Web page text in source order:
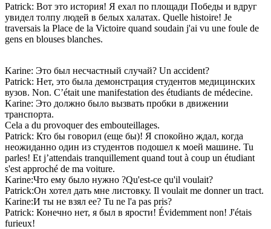
Patrick: Вот это история! Я ехал по площади Победы и вдруг
увидел толпу людей в белых халатах. Quelle histoire! Je
traversais la Place de la Victoire quand soudain j'ai vu une foule de
gens en blouses blanches.
Karine: Это был несчастный случай? Un accident?
Patrick: Нет, это была демонстрация студентов медицинских
вузов. Non. C’était une manifestation des étudiants de médecine.
Karine: Это должно было вызвать пробки в движении
транспорта.
Cela a du provoquer des embouteillages.
Patrick: Кто бы говорил (еще бы)! Я спокойно ждал, когда
неожиданно один из студентов подошел к моей машине. Tu
parles! Et j’attendais tranquillement quand tout à coup un étudiant
s'est approché de ma voiture.
Karine:Что ему было нужно ?Qu'est-ce qu'il voulait?
Patrick:Он хотел дать мне листовку. Il voulait me donner un tract.
Karine:И ты не взял ее? Tu ne l'a pas pris?
Patrick: Конечно нет, я был в ярости! Évidemment non! J'étais
furieux!